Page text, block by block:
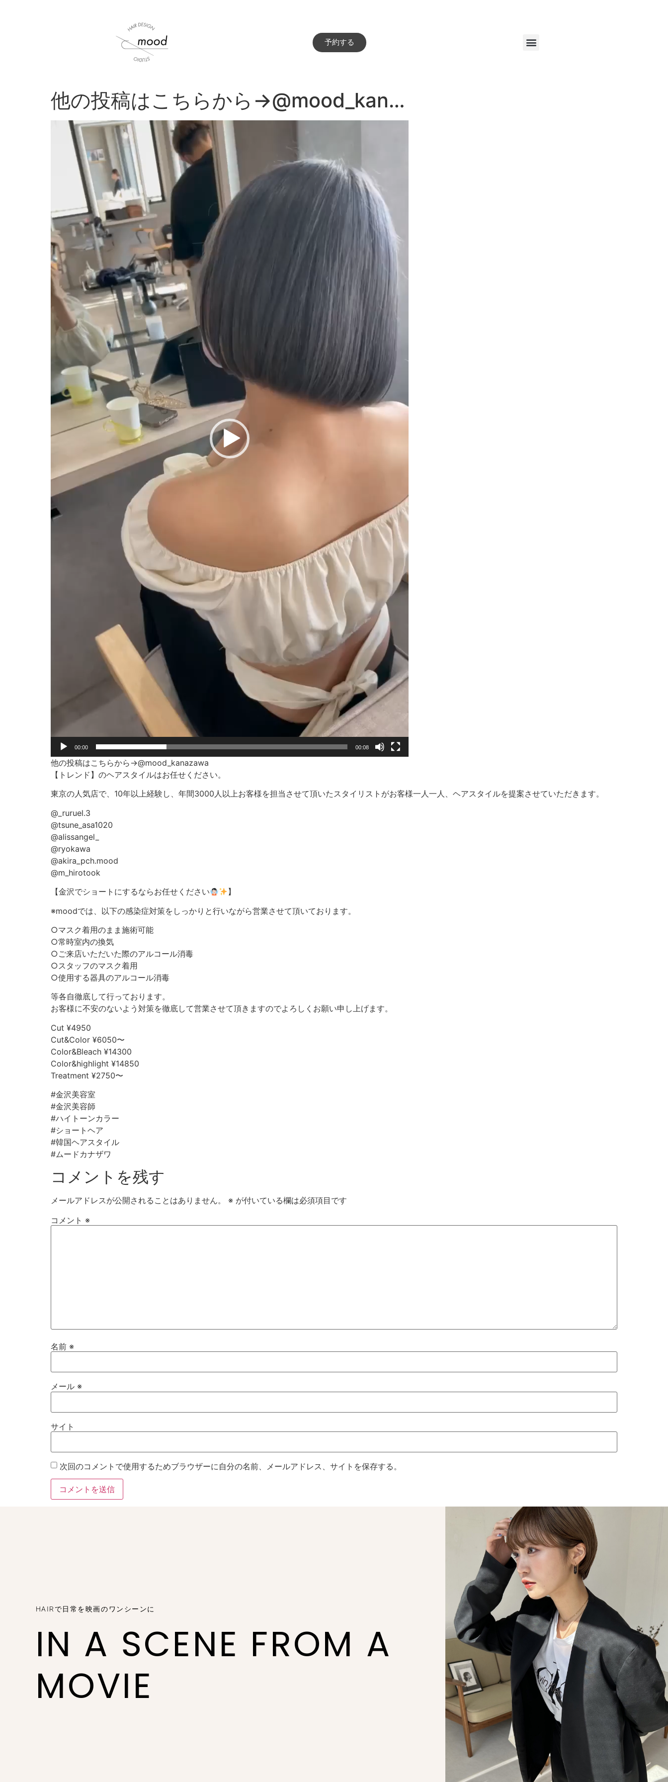
予約する
他の投稿はこちらから→@mood_kan…
00:00 00:08
他の投稿はこちらから→@mood_kanazawa
【トレンド】のヘアスタイルはお任せください。
東京の人気店で、10年以上経験し、年間3000人以上お客様を担当させて頂いたスタイリストがお客様一人一人、ヘアスタイルを提案させていただきます。
@_ruruel.3
@tsune_asa1020
@alissangel_
@ryokawa
@akira_pch.mood
@m_hirotook
【金沢でショートにするならお任せください
】
※moodでは、以下の感染症対策をしっかりと行いながら営業させて頂いております。
○マスク着用のまま施術可能
○常時室内の換気
○ご来店いただいた際のアルコール消毒
○スタッフのマスク着用
○使用する器具のアルコール消毒
等各自徹底して行っております。
お客様に不安のないよう対策を徹底して営業させて頂きますのでよろしくお願い申し上げます。
Cut ¥4950
Cut&Color ¥6050〜
Color&Bleach ¥14300
Color&highlight ¥14850
Treatment ¥2750〜
#金沢美容室
#金沢美容師
#ハイトーンカラー
#ショートヘア
#韓国ヘアスタイル
#ムードカナザワ
コメントを残す
メールアドレスが公開されることはありません。 ※ が付いている欄は必須項目です
コメント ※
名前 ※
メール ※
サイト
次回のコメントで使用するためブラウザーに自分の名前、メールアドレス、サイトを保存する。
HAIRで日常を映画のワンシーンに
IN A SCENE FROM A
MOVIE